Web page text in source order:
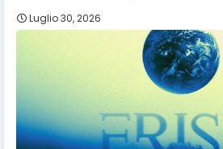
Luglio 30, 2026